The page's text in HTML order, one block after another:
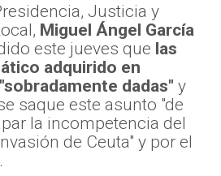
Justicia y
Miguel Ángel García
este jueves que las
adquirido en
dadas" y
saque este asunto "de
la incompetencia del
de Ceuta" y por el